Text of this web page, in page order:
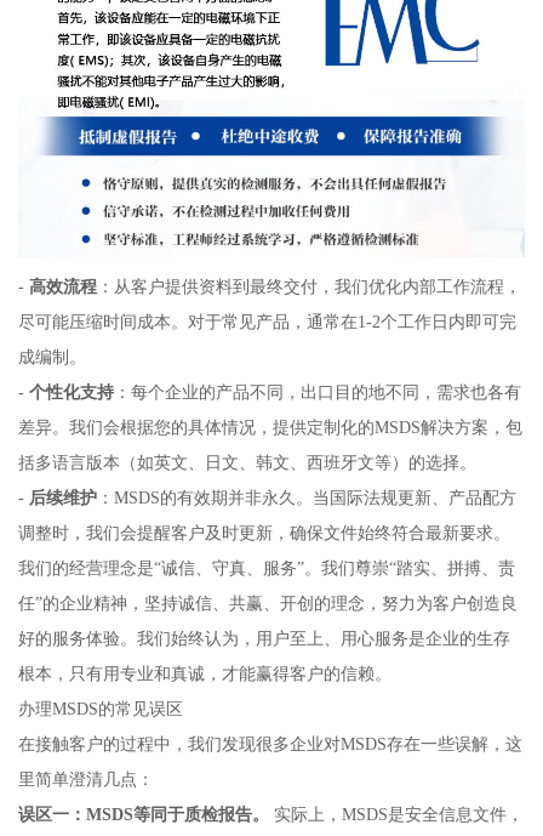
- 高效流程：从客户提供资料到最终交付，我们优化内部工作流程，
尽可能压缩时间成本。对于常见产品，通常在1-2个工作日内即可完
成编制。
- 个性化支持：每个企业的产品不同，出口目的地不同，需求也各有
差异。我们会根据您的具体情况，提供定制化的MSDS解决方案，包
括多语言版本（如英文、日文、韩文、西班牙文等）的选择。
- 后续维护：MSDS的有效期并非永久。当国际法规更新、产品配方
调整时，我们会提醒客户及时更新，确保文件始终符合最新要求。
我们的经营理念是“诚信、守真、服务”。我们尊崇“踏实、拼搏、责
任”的企业精神，坚持诚信、共赢、开创的理念，努力为客户创造良
好的服务体验。我们始终认为，用户至上、用心服务是企业的生存
根本，只有用专业和真诚，才能赢得客户的信赖。
办理MSDS的常见误区
在接触客户的过程中，我们发现很多企业对MSDS存在一些误解，这
里简单澄清几点：
误区一：MSDS等同于质检报告。
实际上，MSDS是安全信息文件，